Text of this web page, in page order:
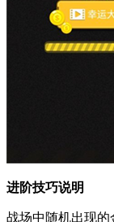
进阶技巧说明
战场中随机出现的